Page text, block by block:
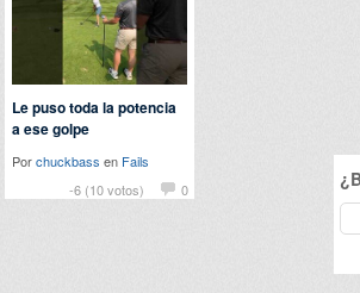
-6 (10 votos) 0
Le puso toda la potencia
a ese golpe
Porchuckbass en Fails